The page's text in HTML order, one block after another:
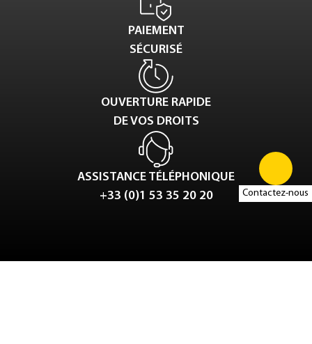
Contactez-nous
PAIEMENT
SÉCURISÉ
OUVERTURE RAPIDE
DE VOS DROITS
ASSISTANCE TÉLÉPHONIQUE
+33 (0)1 53 35 20 20